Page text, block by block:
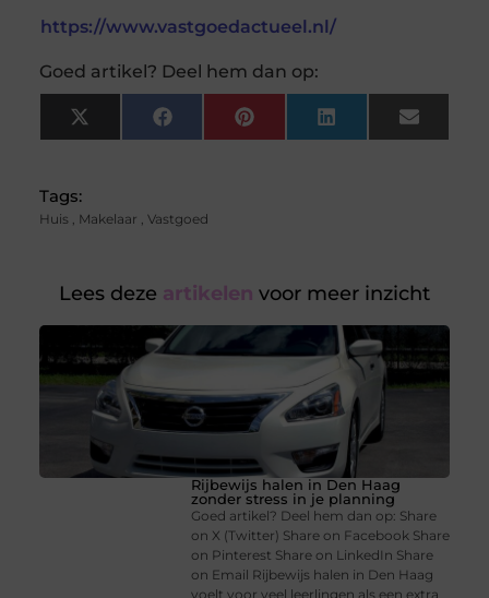
https://www.vastgoedactueel.nl/
Goed artikel? Deel hem dan op:
X
(Twitter)
FacebookPinterest LinkedIn Email
Tags:
Huis, Makelaar , Vastgoed
Lees deze artikelen voor meer inzicht
Rijbewijs halen in Den Haag
zonder stress in je planning
Goed artikel? Deel hem dan op: Share
on X (Twitter) Share on Facebook Share
on Pinterest Share on LinkedIn Share
on Email Rijbewijs halen in Den Haag
voelt voor veel leerlingen als een extra